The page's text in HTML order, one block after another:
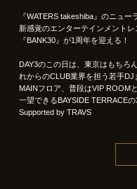
『WATERS takeshiba』のニュ
新感覚のエンターテインメント
『BANK30』が1周年を迎える！
DAY3のこの日は、東京はもちろ
れからのCLUB業界を担う若手DJ
MAINフロア、普段はVIP ROOM
一望できるBAYSIDE TERRACEの
Supported by TRAVS